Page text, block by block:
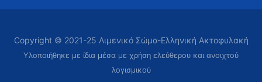
Copyright © 2021-25 Λιμενικό Σώμα-Ελληνική Ακτοφυλακή
Υλοποιήθηκε με ίδια μέσα με χρήση ελεύθερου και ανοιχτού
λογισμικού